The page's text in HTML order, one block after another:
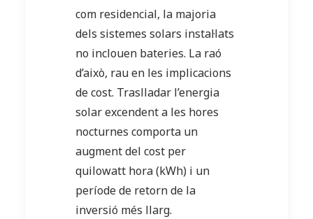
com residencial, la majoria
dels sistemes solars instal·lats
no inclouen bateries. La raó
d’això, rau en les implicacions
de cost. Traslladar l’energia
solar excendent a les hores
nocturnes comporta un
augment del cost per
quilowatt hora (kWh) i un
període de retorn de la
inversió més llarg.